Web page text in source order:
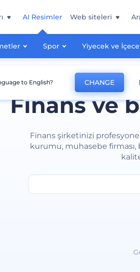
AI Resimler
Spor Yiyecek ve
Web siteleri
Finans ve
Finans şirketinizi
kurumu, muhasebe firması,
to English? CHANGE